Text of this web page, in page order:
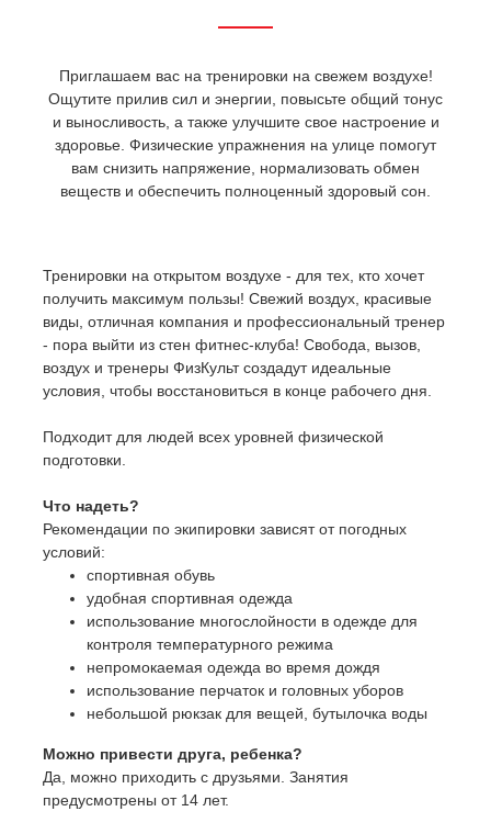
Приглашаем вас на тренировки на свежем воздухе!
Ощутите прилив сил и энергии, повысьте общий тонус
и выносливость, а также улучшите свое настроение и
здоровье. Физические упражнения на улице помогут
вам снизить напряжение, нормализовать обмен
веществ и обеспечить полноценный здоровый сон.
Тренировки на открытом воздухе - для тех, кто хочет
получить максимум пользы! Свежий воздух, красивые
виды, отличная компания и профессиональный тренер
- пора выйти из стен фитнес-клуба! Свобода, вызов,
воздух и тренеры ФизКульт создадут идеальные
условия, чтобы восстановиться в конце рабочего дня.
Подходит для людей всех уровней физической
подготовки.
Что надеть?
Рекомендации по экипировки зависят от погодных
условий:
спортивная обувь
удобная спортивная одежда
использование многослойности в одежде для
контроля температурного режима
непромокаемая одежда во время дождя
использование перчаток и головных уборов
небольшой рюкзак для вещей, бутылочка воды
Можно привести друга, ребенка?
Да, можно приходить с друзьями. Занятия
предусмотрены от 14 лет.